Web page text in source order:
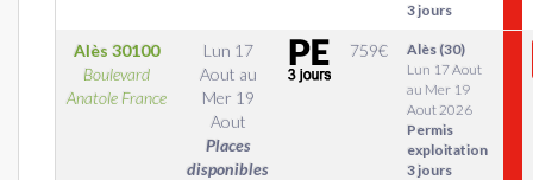
3 jours
Alès 30100
Boulevard
Anatole France
Lun 17
Aout au
Mer 19
Aout
Places
disponibles
759€
Alès (30)
Lun 17 Aout
au Mer 19
Aout 2026
Permis
exploitation
3 jours